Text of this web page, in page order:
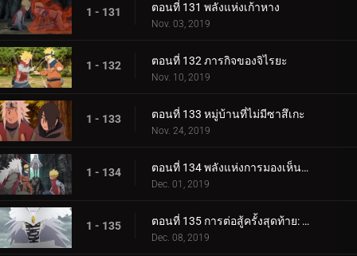
1 - 131 ตอนที่ 131 พลังแห่งเก้าหาง
Nov. 03, 2019
1 - 132 ตอนที่ 132 ภารกิจของจิไรยะ
Nov. 10, 2019
1 - 133 ตอนที่ 133 หมู่บ้านที่ไม่มีซาสึเกะ
Nov. 24, 2019
1 - 134 ตอนที่ 134 พลังแห่งการมองเห็นอนาคต
Dec. 01, 2019
1 - 135 ตอนที่ 135 การต่อสู้ครั้งสุดท้าย: อุราชิกิ
Dec. 08, 2019